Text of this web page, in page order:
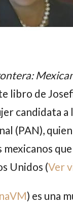
libro de
candidata
(PAN),
Unidos (Ver
) es una